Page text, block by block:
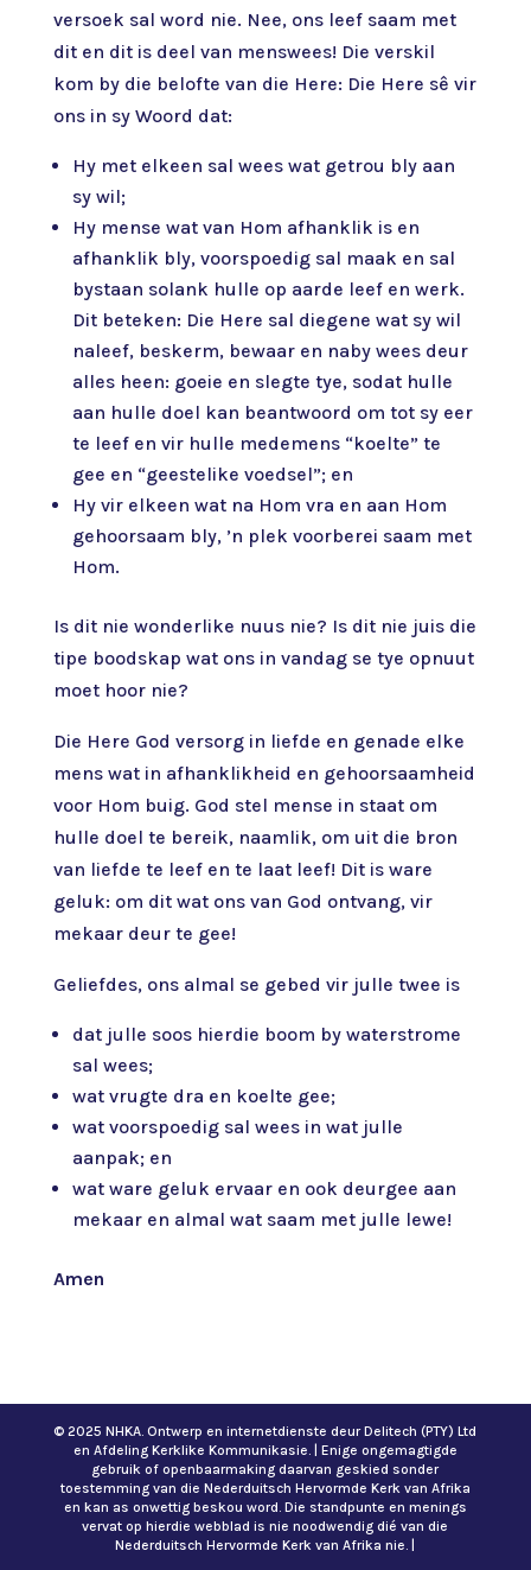
versoek sal word nie. Nee, ons leef saam met
dit en dit is deel van menswees! Die verskil
kom by die belofte van die Here: Die Here sê vir
ons in sy Woord dat:
Hy met elkeen sal wees wat getrou bly aan
sy wil;
Hy mense wat van Hom afhanklik is en
afhanklik bly, voorspoedig sal maak en sal
bystaan solank hulle op aarde leef en werk.
Dit beteken: Die Here sal diegene wat sy wil
naleef, beskerm, bewaar en naby wees deur
alles heen: goeie en slegte tye, sodat hulle
aan hulle doel kan beantwoord om tot sy eer
te leef en vir hulle medemens “koelte” te
gee en “geestelike voedsel”; en
Hy vir elkeen wat na Hom vra en aan Hom
gehoorsaam bly, ’n plek voorberei saam met
Hom.
Is dit nie wonderlike nuus nie? Is dit nie juis die
tipe boodskap wat ons in vandag se tye opnuut
moet hoor nie?
Die Here God versorg in liefde en genade elke
mens wat in afhanklikheid en gehoorsaamheid
voor Hom buig. God stel mense in staat om
hulle doel te bereik, naamlik, om uit die bron
van liefde te leef en te laat leef! Dit is ware
geluk: om dit wat ons van God ontvang, vir
mekaar deur te gee!
Geliefdes, ons almal se gebed vir julle twee is
dat julle soos hierdie boom by waterstrome
sal wees;
wat vrugte dra en koelte gee;
wat voorspoedig sal wees in wat julle
aanpak; en
wat ware geluk ervaar en ook deurgee aan
mekaar en almal wat saam met julle lewe!
Amen
© 2025 NHKA. Ontwerp en internetdienste deur Delitech (PTY) Ltd
en Afdeling Kerklike Kommunikasie. | Enige ongemagtigde
gebruik of openbaarmaking daarvan geskied sonder
toestemming van die Nederduitsch Hervormde Kerk van Afrika
en kan as onwettig beskou word. Die standpunte en menings
vervat op hierdie webblad is nie noodwendig dié van die
Nederduitsch Hervormde Kerk van Afrika nie. |